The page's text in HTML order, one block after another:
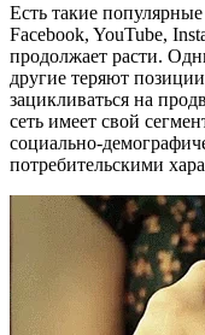
Есть такие
Facebook, YouTube,
продолжает расти.
другие теряют
зацикливаться на
сеть имеет свой
социально-
потребительскими